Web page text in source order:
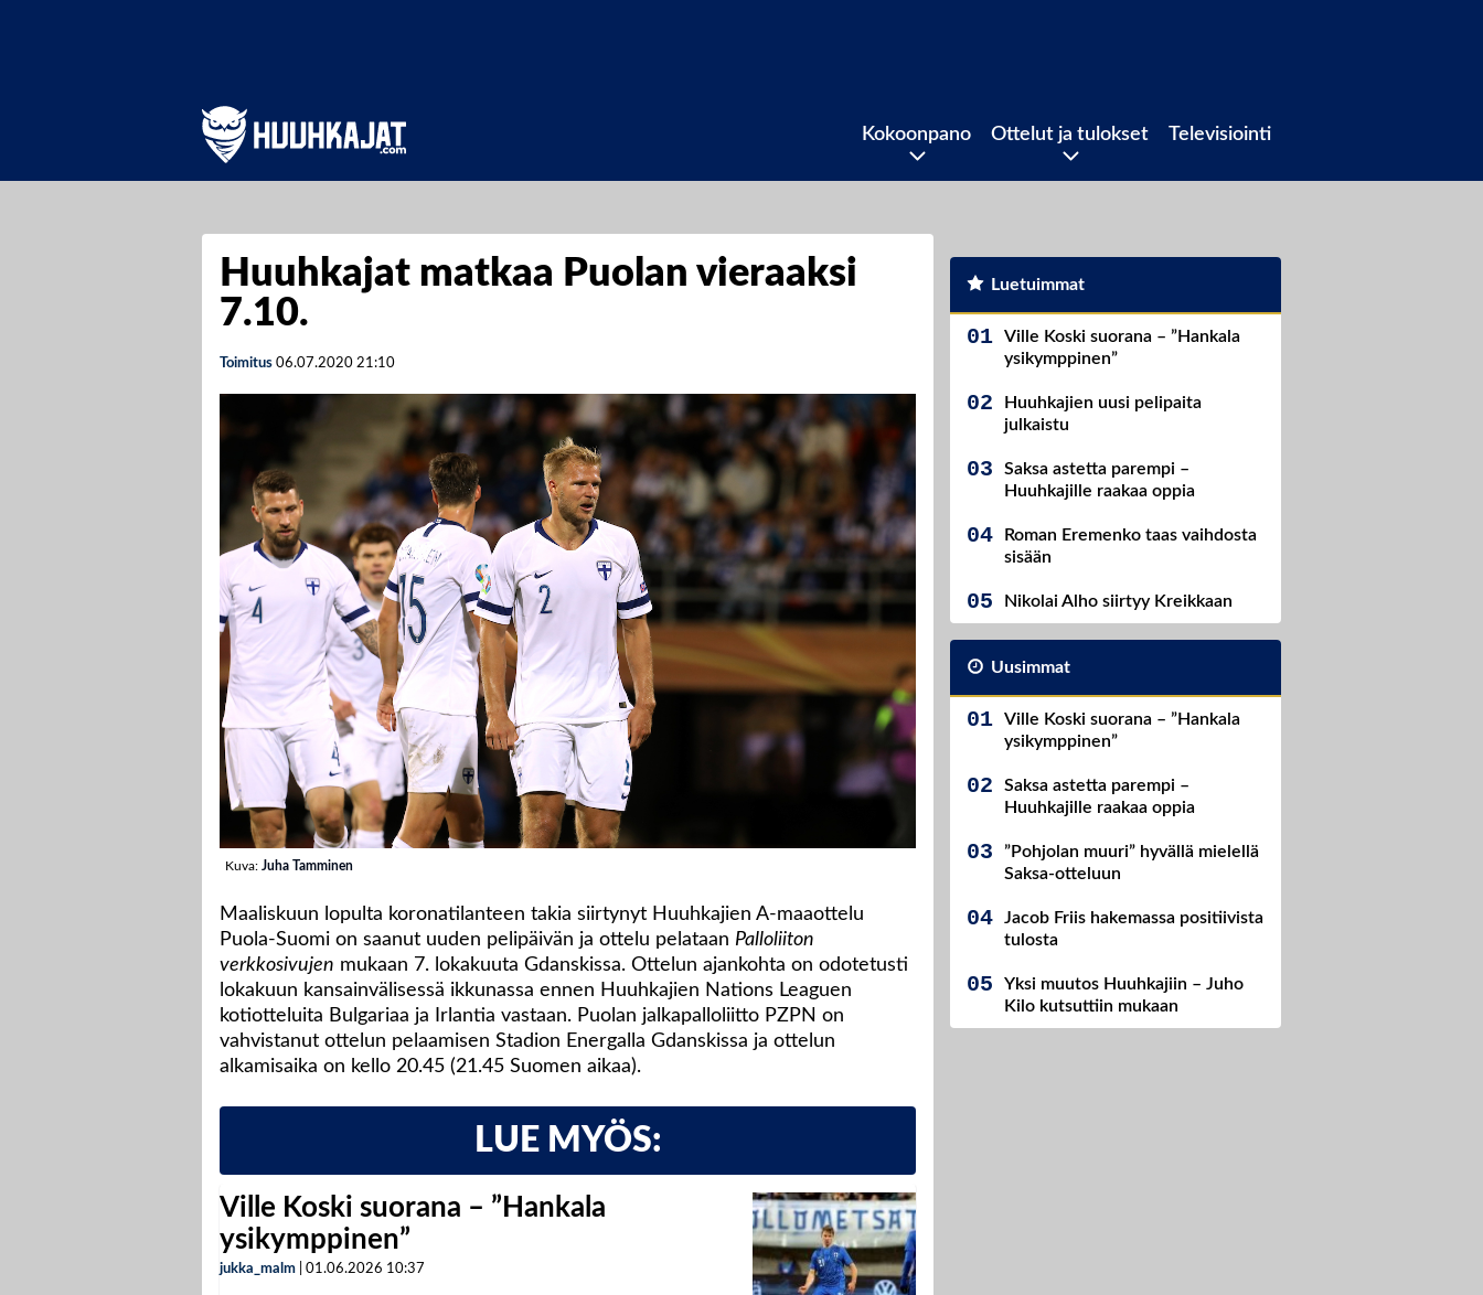
Kokoonpano Ottelut ja tulokset Televisiointi
Huuhkajat matkaa Puolan vieraaksi
7.10.
Toimitus 06.07.2020 21:10
Kuva: Juha Tamminen
Maaliskuun lopulta koronatilanteen takia siirtynyt Huuhkajien A-maaottelu
Puola-Suomi on saanut uuden pelipäivän ja ottelu pelataan Palloliiton
verkkosivujen mukaan 7. lokakuuta Gdanskissa. Ottelun ajankohta on odotetusti
lokakuun kansainvälisessä ikkunassa ennen Huuhkajien Nations Leaguen
kotiotteluita Bulgariaa ja Irlantia vastaan. Puolan jalkapalloliitto PZPN on
vahvistanut ottelun pelaamisen Stadion Energalla Gdanskissa ja ottelun
alkamisaika on kello 20.45 (21.45 Suomen aikaa).
LUE MYÖS:
Ville Koski suorana – ”Hankala
ysikymppinen”
jukka_malm 01.06.2026 10:37
Luetuimmat
Ville Koski suorana – ”Hankala
ysikymppinen”
Huuhkajien uusi pelipaita
julkaistu
Saksa astetta parempi –
Huuhkajille raakaa oppia
Roman Eremenko taas vaihdosta
sisään
Nikolai Alho siirtyy Kreikkaan
Uusimmat
Ville Koski suorana – ”Hankala
ysikymppinen”
Saksa astetta parempi –
Huuhkajille raakaa oppia
”Pohjolan muuri” hyvällä mielellä
Saksa-otteluun
Jacob Friis hakemassa positiivista
tulosta
Yksi muutos Huuhkajiin – Juho
Kilo kutsuttiin mukaan